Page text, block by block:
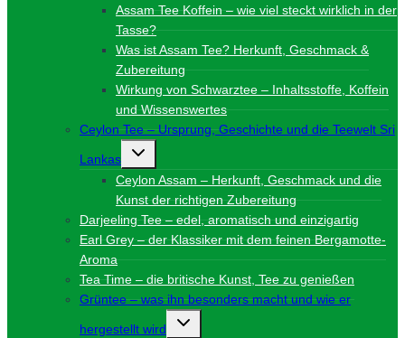
Assam Tee Koffein – wie viel steckt wirklich in der
Tasse?
Was ist Assam Tee? Herkunft, Geschmack &
Zubereitung
Wirkung von Schwarztee – Inhaltsstoffe, Koffein
und Wissenswertes
Ceylon Tee – Ursprung, Geschichte und die Teewelt Sri
Lankas
Untermenü
Ceylon Assam – Herkunft, Geschmack und die
Kunst der richtigen Zubereitung
Darjeeling Tee – edel, aromatisch und einzigartig
Earl Grey – der Klassiker mit dem feinen Bergamotte-
Aroma
Tea Time – die britische Kunst, Tee zu genießen
Grüntee – was ihn besonders macht und wie er
hergestellt wird
Untermenü